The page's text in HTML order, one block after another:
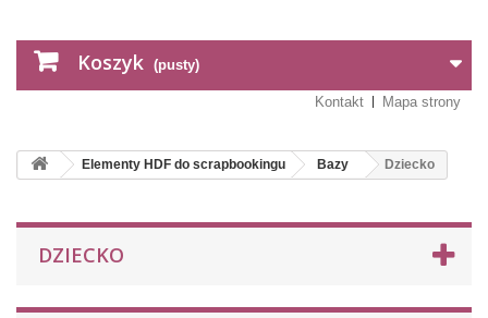
Koszyk (pusty)
Kontakt Mapa strony
Elementy HDF do scrapbookingu Bazy Dziecko
DZIECKO